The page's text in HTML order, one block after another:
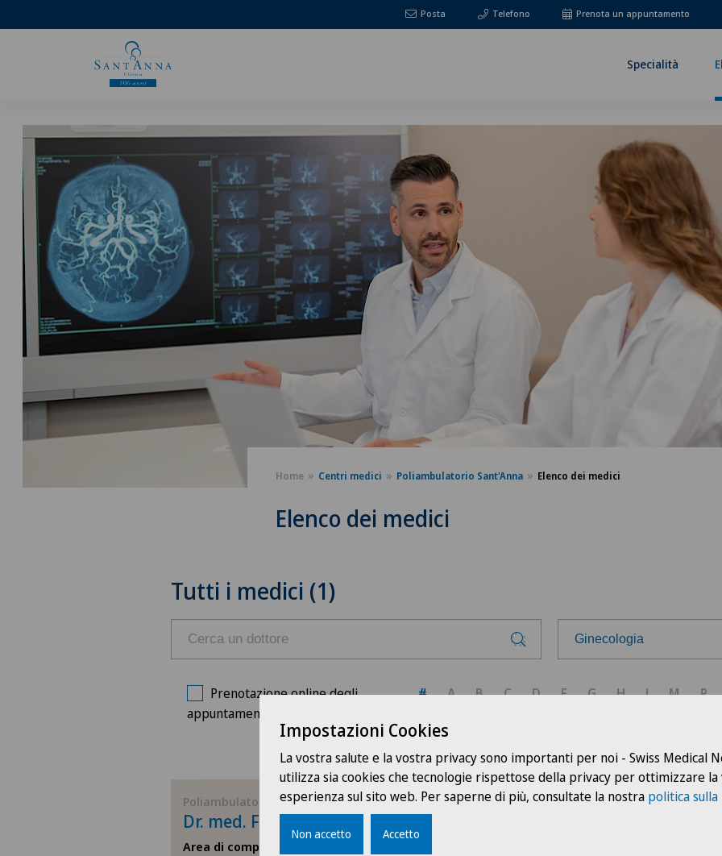
Posta Telefono Prenota un appuntamento
Specialità
Home Centri medici Poliambulatorio Sant'Anna Elenco dei medici
Elenco dei medici
Tutti i medici (1)
Ginecologia
Dermatologia e
Prenotazione online degli
appuntamenti
# A B C D F G H J M P
Poliambulatorio Sant'Anna
Dr. med. Filippos Filippakos
Area di competenza
Impostazioni Cookies
La vostra salute e la vostra privacy sono importanti per noi - Swiss Medical
utilizza sia cookies che tecnologie rispettose della privacy per ottimizzare la
esperienza sul sito web. Per saperne di più, consultate la nostra politica
Non accetto Accetto